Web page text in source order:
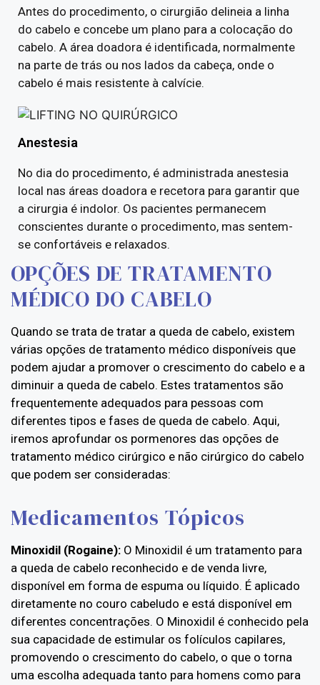
Antes do procedimento, o cirurgião delineia a linha
do cabelo e concebe um plano para a colocação do
cabelo. A área doadora é identificada, normalmente
na parte de trás ou nos lados da cabeça, onde o
cabelo é mais resistente à calvície.
Anestesia
No dia do procedimento, é administrada anestesia
local nas áreas doadora e recetora para garantir que
a cirurgia é indolor. Os pacientes permanecem
conscientes durante o procedimento, mas sentem-
se confortáveis e relaxados.
OPÇÕES DE TRATAMENTO
MÉDICO DO CABELO
Quando se trata de tratar a queda de cabelo, existem
várias opções de tratamento médico disponíveis que
podem ajudar a promover o crescimento do cabelo e a
diminuir a queda de cabelo. Estes tratamentos são
frequentemente adequados para pessoas com
diferentes tipos e fases de queda de cabelo. Aqui,
iremos aprofundar os pormenores das opções de
tratamento médico cirúrgico e não cirúrgico do cabelo
que podem ser consideradas:
Medicamentos Tópicos
Minoxidil (Rogaine): O Minoxidil é um tratamento para
a queda de cabelo reconhecido e de venda livre,
disponível em forma de espuma ou líquido. É aplicado
diretamente no couro cabeludo e está disponível em
diferentes concentrações. O Minoxidil é conhecido pela
sua capacidade de estimular os folículos capilares,
promovendo o crescimento do cabelo, o que o torna
uma escolha adequada tanto para homens como para